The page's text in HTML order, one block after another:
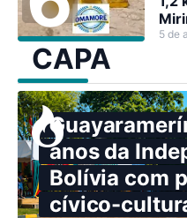
5 de
CAPA
anos da
Bolívia com
cívico-